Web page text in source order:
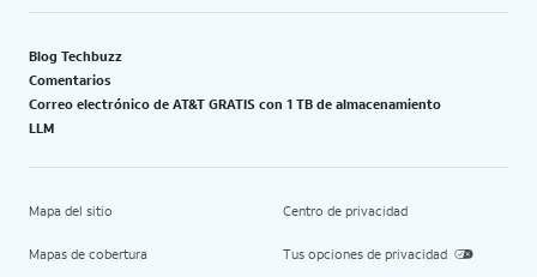
Blog Techbuzz
Comentarios
Correo electrónico de AT&T GRATIS con 1 TB de almacenamiento
LLM
Mapa del sitio
Mapas de cobertura
Centro de privacidad
Tus opciones de privacidad